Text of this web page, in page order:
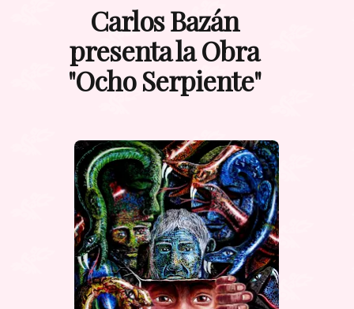
Carlos Bazán
presenta la Obra
"Ocho Serpiente"